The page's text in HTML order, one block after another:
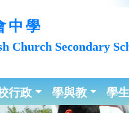
中學
Church Secondary
行政 學與教 學